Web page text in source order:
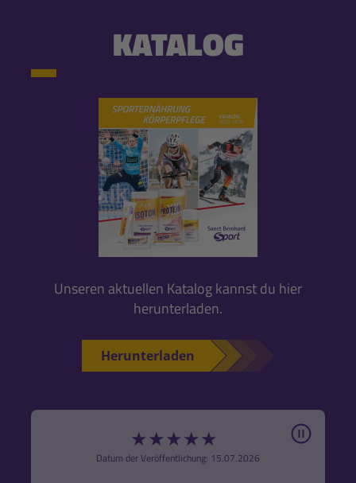
KATALOG
Unseren aktuellen Katalog kannst du hier
herunterladen.
Herunterladen
★★★★★
Datum der Veröffentlichung: 15.07.2026
Pause